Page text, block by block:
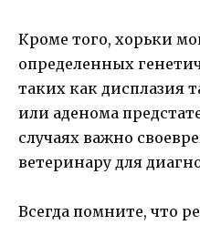
Кроме того, хорьки
определенных
таких как дисплазия
или аденома
случаях важно
ветеринару для
Всегда помните, что